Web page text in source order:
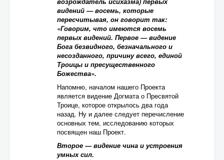
видений — восемь, которые
пересчитывая, он говорит так:
«Говорим, что имеются восемь
первых видений. Первое — видение
Бога безвидного, безначального и
несозданного, причину всего, единой
Троицы и пресущественного
Божества».
Напомню, началом нашего Проекта
является видение Догмата о Пресвятой
Троице, которое открылось два года
назад. Ну и далее следует перечисление
основных тем, исследованию которых
посвящен наш Проект.
Второе — видение чина и устроения
умных сил.